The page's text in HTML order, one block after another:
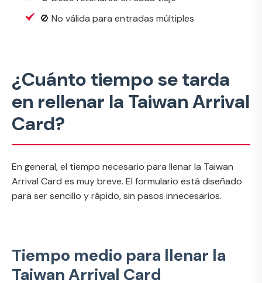
🚫 No válida para entradas múltiples
¿Cuánto tiempo se tarda
en rellenar la Taiwan Arrival
Card?
En general, el tiempo necesario para llenar la Taiwan
Arrival Card es muy breve. El formulario está diseñado
para ser sencillo y rápido, sin pasos innecesarios.
Tiempo medio para llenar la
Taiwan Arrival Card